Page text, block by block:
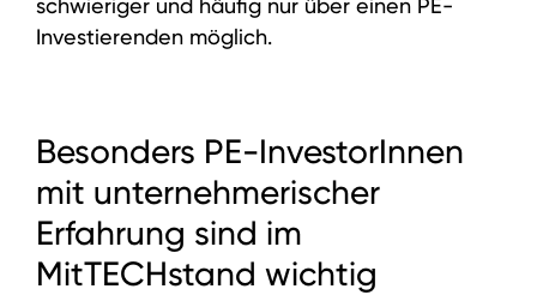
schwieriger und häufig nur über einen PE-
Investierenden möglich.
Besonders PE-InvestorInnen
mit unternehmerischer
Erfahrung sind im
MitTECHstand wichtig